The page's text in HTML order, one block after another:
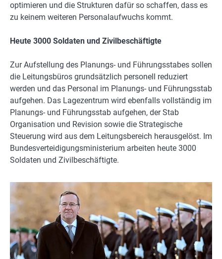
optimieren und die Strukturen dafür so schaffen, dass es
zu keinem weiteren Personalaufwuchs kommt.
Heute 3000 Soldaten und Zivilbeschäftigte
Zur Aufstellung des Planungs- und Führungsstabes sollen
die Leitungsbüros grundsätzlich personell reduziert
werden und das Personal im Planungs- und Führungsstab
aufgehen. Das Lagezentrum wird ebenfalls vollständig im
Planungs- und Führungsstab aufgehen, der Stab
Organisation und Revision sowie die Strategische
Steuerung wird aus dem Leitungsbereich herausgelöst. Im
Bundesverteidigungsministerium arbeiten heute 3000
Soldaten und Zivilbeschäftigte.